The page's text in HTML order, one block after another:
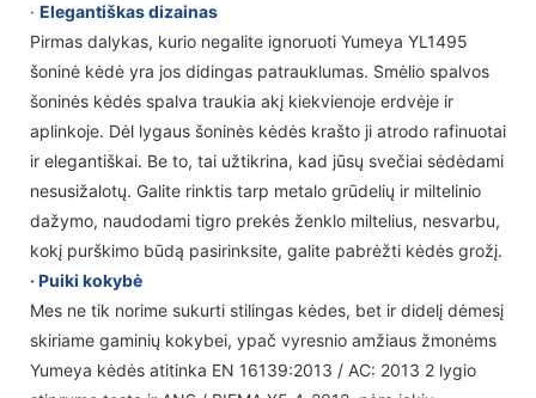
· Elegantiškas dizainas
Pirmas dalykas, kurio negalite ignoruoti Yumeya YL1495
šoninė kėdė yra jos didingas patrauklumas. Smėlio spalvos
šoninės kėdės spalva traukia akį kiekvienoje erdvėje ir
aplinkoje. Dėl lygaus šoninės kėdės krašto ji atrodo rafinuotai
ir elegantiškai. Be to, tai užtikrina, kad jūsų svečiai sėdėdami
nesusižalotų. Galite rinktis tarp metalo grūdelių ir miltelinio
dažymo, naudodami tigro prekės ženklo miltelius, nesvarbu,
kokį purškimo būdą pasirinksite, galite pabrėžti kėdės grožį.
· Puiki kokybė
Mes ne tik norime sukurti stilingas kėdes, bet ir didelį dėmesį
skiriame gaminių kokybei, ypač vyresnio amžiaus žmonėms
Yumeya kėdės atitinka EN 16139:2013 / AC: 2013 2 lygio